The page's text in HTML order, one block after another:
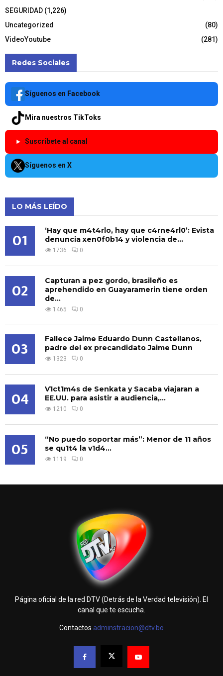
SEGURIDAD (1,226)
Uncategorized
(80)
VideoYoutube
(281)
Redes Sociales
Síguenos en Facebook
Mira nuestros TikToks
Suscríbete al canal
Síguenos en X
LO MÁS LEÍDO
01
‘Hay que m4t4rlo, hay que c4rne4rl0’: Evista
denuncia xen0f0b14 y violencia de...
1736 0
02
Capturan a pez gordo, brasileño es
aprehendido en Guayaramerin tiene orden
de...
1465 0
03
Fallece Jaime Eduardo Dunn Castellanos,
padre del ex precandidato Jaime Dunn
1323 0
04
V1ct1m4s de Senkata y Sacaba viajaran a
EE.UU. para asistir a audiencia,...
1210 0
05
“No puedo soportar más”: Menor de 11 años
se qu1t4 la v1d4...
1119 0
Página oficial de la red DTV (Detrás de la Verdad televisión). El
canal que te escucha.
Contactos adminstracion@dtv.bo